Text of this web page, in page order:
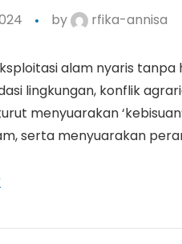
by rfika-annisa
alam nyaris
lingkungan, konflik
menyuarakan
serta menyuarakan